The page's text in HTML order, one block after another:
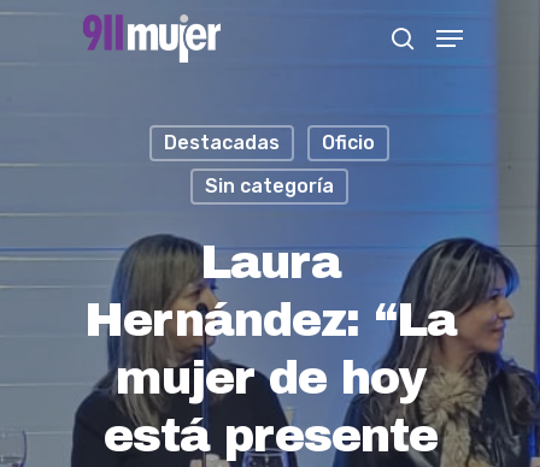
Skip
search
Menu
Destacadas
Oficio
Sin categoría
Laura
Hernández: “La
mujer de hoy
está presente